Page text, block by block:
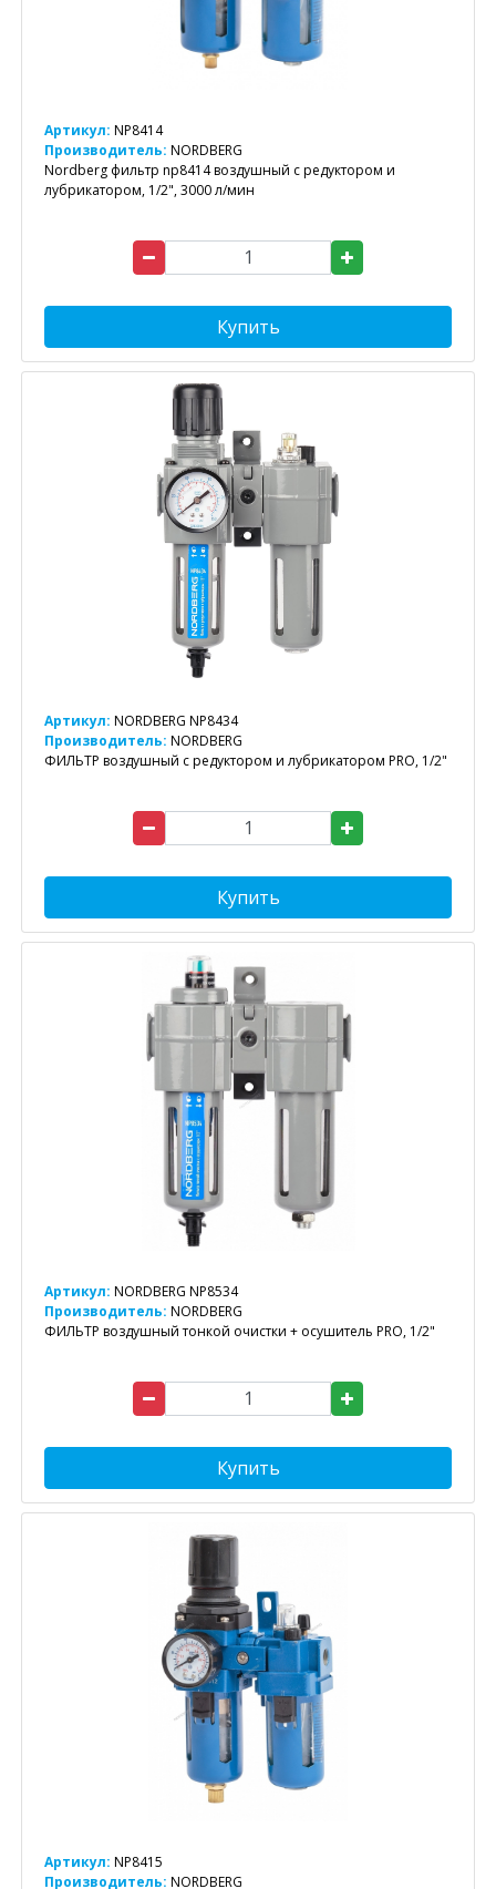
Артикул: NP8414
Производитель: NORDBERG
Nordberg фильтр np8414 воздушный с редуктором и
лубрикатором, 1/2", 3000 л/мин
Купить
Артикул: NORDBERG NP8434
Производитель: NORDBERG
ФИЛЬТР воздушный с редуктором и лубрикатором PRO, 1/2"
Купить
Артикул: NORDBERG NP8534
Производитель: NORDBERG
ФИЛЬТР воздушный тонкой очистки + осушитель PRO, 1/2"
Купить
Артикул: NP8415
Производитель: NORDBERG